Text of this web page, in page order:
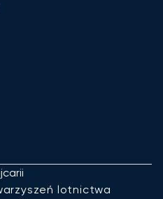
lotnictwa